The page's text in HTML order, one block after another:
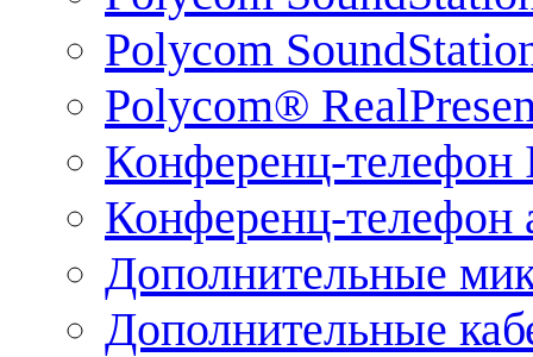
Polycom
Polycom®
Конференц-телефон
Конференц-телефон
Дополнительные
Дополнительные